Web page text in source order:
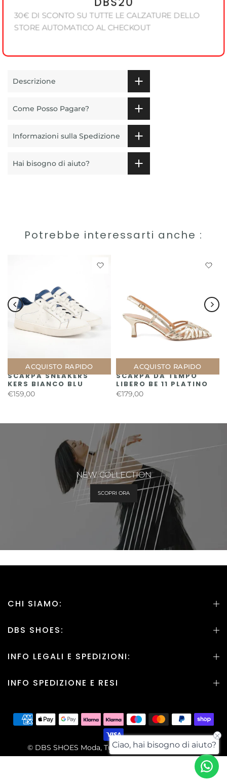
30€ DI SCONTO SU TUTTE LE CALZATURE DELLO
STORE AUTOMATICO AL CHECKOUT
Descrizione
Come Posso Pagare?
Informazioni sulla Spedizione
Hai bisogno di aiuto?
Potrebbe interessarti anche :
ACQUISTO RAPIDO
SCARPA SNEAKERS
KERS BIANCO BLU
€159,00
ACQUISTO RAPIDO
SCARPA DA TEMPO
LIBERO BE 11 PLATINO
€179,00
NEW COLLECTION
SCOPRI ORA
CHI SIAMO:
DBS SHOES:
INFO LEGALI E SPEDIZIONI:
INFO SPEDIZIONE E RESI
© DBS SHOES Moda, Tutti i Diritti sono Riservati
Ciao, hai bisogno di aiuto?